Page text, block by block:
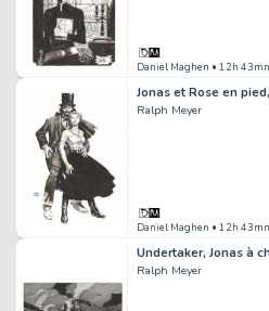
Daniel Maghen • 12h
Ralph Meyer
Daniel Maghen • 12h
Undertaker, Jonas à
Ralph Meyer